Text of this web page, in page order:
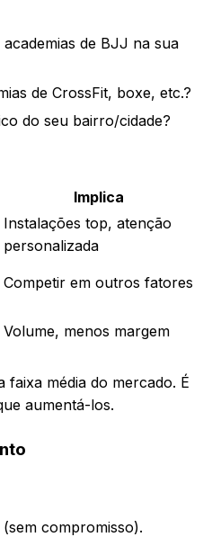
de BJJ na sua
de CrossFit, boxe, etc.?
do seu bairro/cidade?
Implica
Instalações top, atenção
personalizada
Competir em outros fatores
Volume, menos margem
faixa média do mercado. É
aumentá-los.
compromisso).